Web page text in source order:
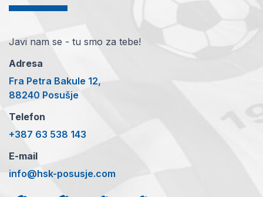
Javi nam se - tu smo za tebe!
Adresa
Fra Petra Bakule 12,
88240 Posušje
Telefon
+387 63 538 143
E-mail
info@hsk-posusje.com